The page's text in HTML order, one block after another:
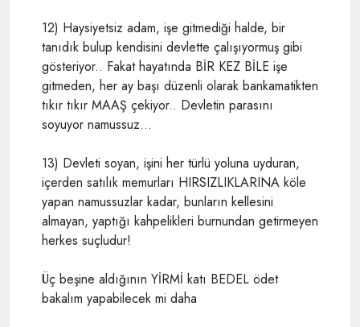
12) Haysiyetsiz adam, işe gitmediği halde, bir
tanıdık bulup kendisini devlette çalışıyormuş gibi
gösteriyor.. Fakat hayatında BİR KEZ BİLE işe
gitmeden, her ay başı düzenli olarak bankamatikten
tıkır tıkır MAAŞ çekiyor.. Devletin parasını
soyuyor namussuz...
13) Devleti soyan, işini her türlü yoluna uyduran,
içerden satılık memurları HIRSIZLIKLARINA köle
yapan namussuzlar kadar, bunların kellesini
almayan, yaptığı kahpelikleri burnundan getirmeyen
herkes suçludur!
Üç beşine aldığının YİRMİ katı BEDEL ödet
bakalım yapabilecek mi daha